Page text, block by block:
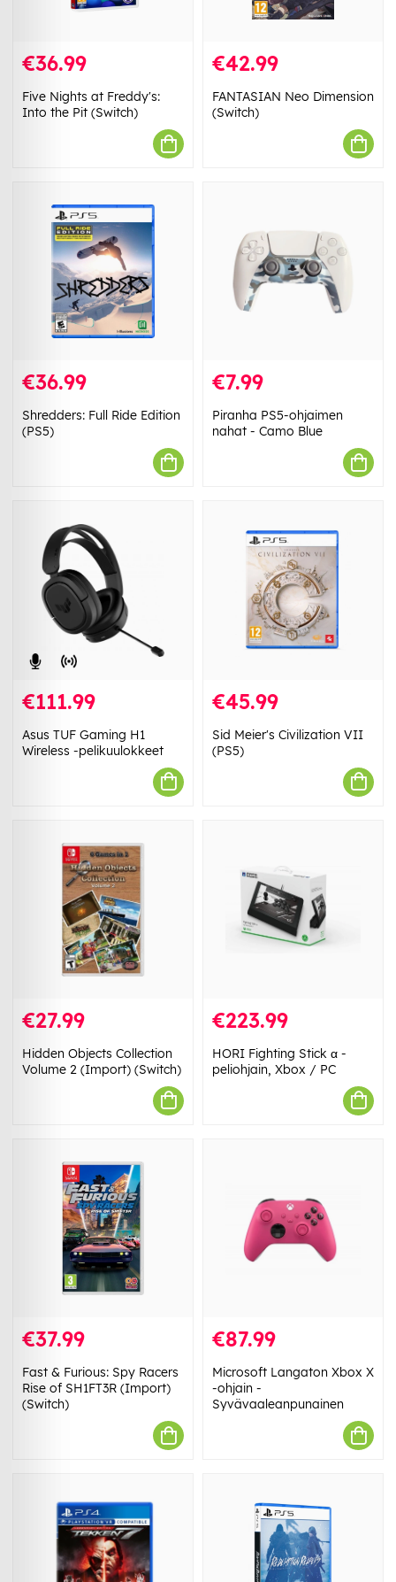
€36.99
Five Nights at Freddy's:
Into the Pit (Switch)
€42.99
FANTASIAN Neo Dimension
(Switch)
€36.99
Shredders: Full Ride Edition
(PS5)
€7.99
Piranha PS5-ohjaimen
nahat - Camo Blue
€111.99
Asus TUF Gaming H1
Wireless -pelikuulokkeet
€45.99
Sid Meier's Civilization VII
(PS5)
€27.99
Hidden Objects Collection
Volume 2 (Import) (Switch)
€223.99
HORI Fighting Stick α -
peliohjain, Xbox / PC
€37.99
Fast & Furious: Spy Racers
Rise of SH1FT3R (Import)
(Switch)
€87.99
Microsoft Langaton Xbox X
-ohjain -
Syvävaaleanpunainen